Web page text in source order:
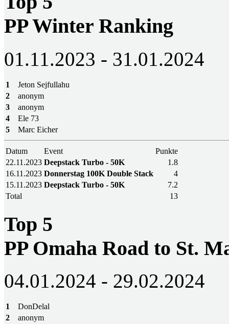
PP Winter Ranking
01.11.2023 - 31.01.2024
1
Jeton Sejfullahu
2
anonym
3
anonym
4
Ele 73
5
Marc Eicher
Datum Event
Punkte
22.11.2023 Deepstack Turbo - 50K
1.8
16.11.2023 Donnerstag 100K Double Stack
4
15.11.2023 Deepstack Turbo - 50K
7.2
Total
13
Top 5
PP Omaha Road to St.
04.01.2024 - 29.02.2024
1
DonDelal
2
anonym